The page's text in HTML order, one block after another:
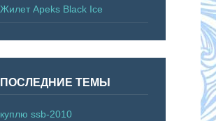
Жилет Apeks Black Ice
ПОСЛЕДНИЕ ТЕМЫ
куплю ssb-2010